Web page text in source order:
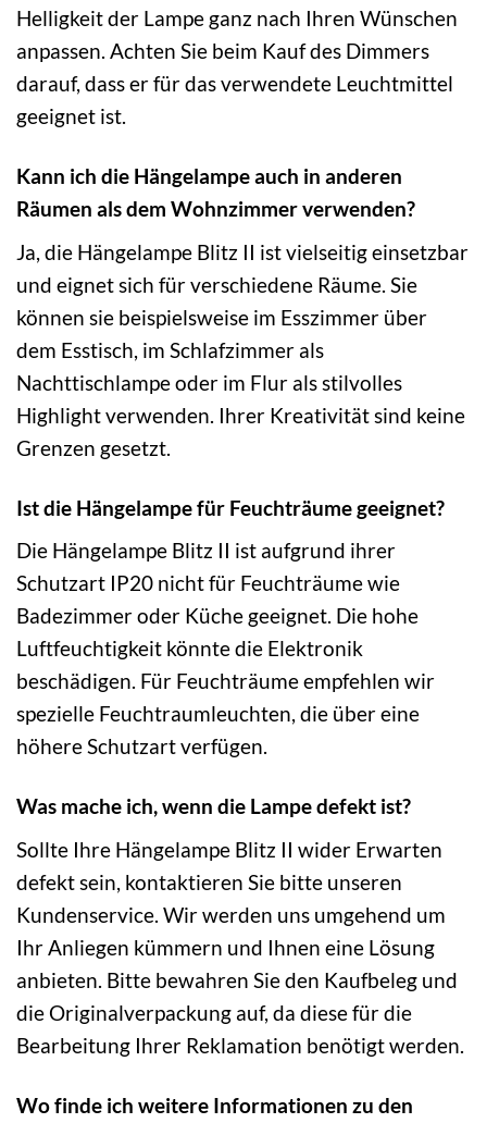
Helligkeit der Lampe ganz nach Ihren Wünschen
anpassen. Achten Sie beim Kauf des Dimmers
darauf, dass er für das verwendete Leuchtmittel
geeignet ist.
Kann ich die Hängelampe auch in anderen
Räumen als dem Wohnzimmer verwenden?
Ja, die Hängelampe Blitz II ist vielseitig einsetzbar
und eignet sich für verschiedene Räume. Sie
können sie beispielsweise im Esszimmer über
dem Esstisch, im Schlafzimmer als
Nachttischlampe oder im Flur als stilvolles
Highlight verwenden. Ihrer Kreativität sind keine
Grenzen gesetzt.
Ist die Hängelampe für Feuchträume geeignet?
Die Hängelampe Blitz II ist aufgrund ihrer
Schutzart IP20 nicht für Feuchträume wie
Badezimmer oder Küche geeignet. Die hohe
Luftfeuchtigkeit könnte die Elektronik
beschädigen. Für Feuchträume empfehlen wir
spezielle Feuchtraumleuchten, die über eine
höhere Schutzart verfügen.
Was mache ich, wenn die Lampe defekt ist?
Sollte Ihre Hängelampe Blitz II wider Erwarten
defekt sein, kontaktieren Sie bitte unseren
Kundenservice. Wir werden uns umgehend um
Ihr Anliegen kümmern und Ihnen eine Lösung
anbieten. Bitte bewahren Sie den Kaufbeleg und
die Originalverpackung auf, da diese für die
Bearbeitung Ihrer Reklamation benötigt werden.
Wo finde ich weitere Informationen zu den